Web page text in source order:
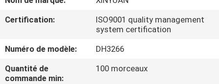
DE
NOUS
VISITE
D'USINE
Certification:
ISO9001 quality management
system certification
Numéro de modèle:
DH3266
Quantité de
commande min:
100 morceaux